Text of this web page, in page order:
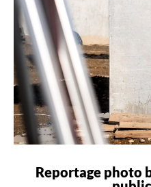
Reportage photo